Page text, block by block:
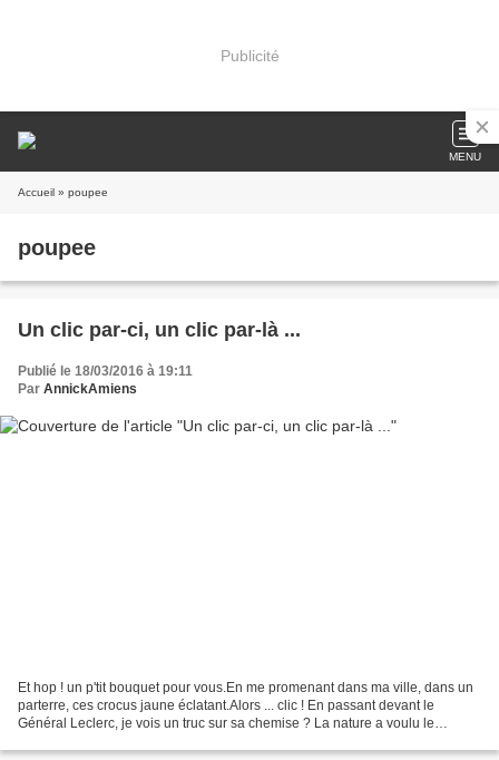
Publicité
MENU
Accueil » poupee
poupee
Un clic par-ci, un clic par-là ...
Publié le 18/03/2016 à 19:11
Par AnnickAmiens
Et hop ! un p'tit bouquet pour vous.En me promenant dans ma ville, dans un
parterre, ces crocus jaune éclatant.Alors ... clic ! En passant devant le
Général Leclerc, je vois un truc sur sa chemise ? La nature a voulu le